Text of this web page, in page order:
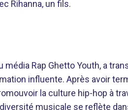
Rihanna, un fils.
média Rap Ghetto Youth, a
influente. Après avoir
la culture hip-hop à
musicale se reflète